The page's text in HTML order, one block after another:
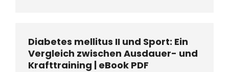
Diabetes mellitus II und Sport: Ein
Vergleich zwischen Ausdauer- und
Krafttraining | eBook PDF